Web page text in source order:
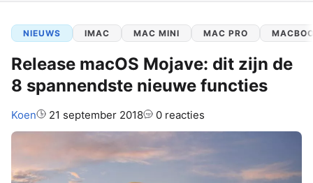
NIEUWS IMAC MAC MINI MAC PRO
Release macOS Mojave: dit zijn de
8 spannendste nieuwe functies
Auteur:
Koen 21 september 2018 0 reacties